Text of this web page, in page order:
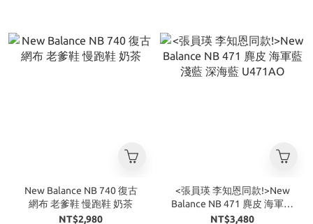
New Balance NB 740 復古
網布 老爹鞋 慢跑鞋 奶茶
NT$2,980
<張員瑛 李知恩同款!>New
Balance NB 471 麂皮 海軍藍
淺藍 深海藍 U471AO
NT$3,480